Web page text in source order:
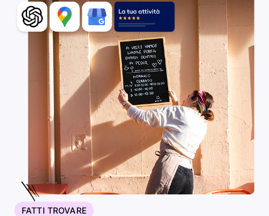
FATTI TROVARE